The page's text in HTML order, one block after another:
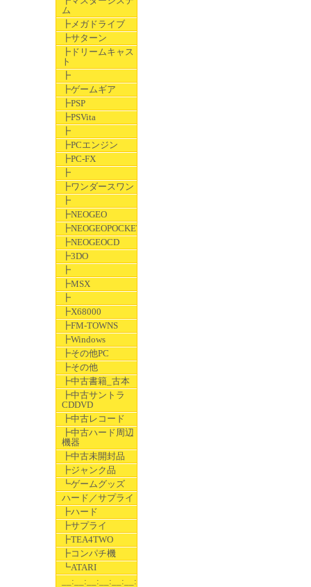
ム
┣メガドライブ
┣サターン
┣ドリームキャス
ト
┣
┣ゲームギア
┣PSP
┣PSVita
┣
┣PCエンジン
┣PC-FX
┣
┣ワンダースワン
┣
┣NEOGEO
┣NEOGEOPOCKET
┣NEOGEOCD
┣3DO
┣
┣MSX
┣
┣X68000
┣FM-TOWNS
┣Windows
┣その他PC
┣その他
┣中古書籍_古本
┣中古サントラ
CDDVD
┣中古レコード
┣中古ハード周辺
機器
┣中古未開封品
┣ジャンク品
┗ゲームグッズ
ハード／サプライ
┣ハード
┣サプライ
┣TEA4TWO
┣コンパチ機
┗ATARI
__:__:__:__:__:__:__